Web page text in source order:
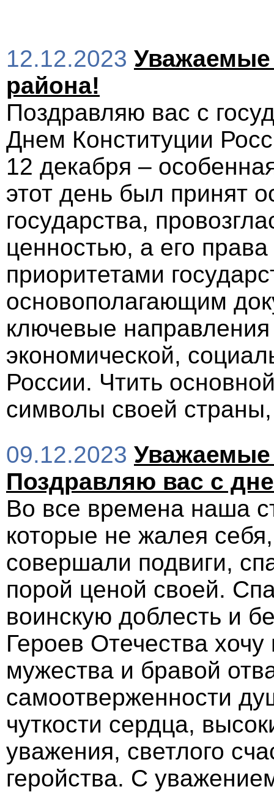
12.12.2023 Уважаемые
района!
Поздравляю вас с
Днем Конституции
12 декабря –
этот день был принят
государства,
ценностью, а его
приоритетами
основополагающим
ключевые направления
экономической,
России. Чтить
символы своей
09.12.2023 Уважаемые
Поздравляю вас с
Во все времена наша
которые не жалея
совершали подвиги,
порой ценой своей.
воинскую доблесть и
Героев Отечества
мужества и бравой
самоотверженности
чуткости сердца,
уважения, светлого
геройства. С